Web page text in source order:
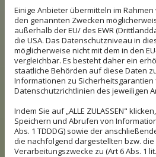
Einige Anbieter übermitteln im
den genannten Zwecken
außerhalb der EU/ des EWR
die USA. Das Datenschutzniveau in
möglicherweise nicht mit dem in den
vergleichbar. Es besteht daher ein
staatliche Behörden auf diese Daten
Informationen zu Sicherheitsgarantien
Datenschutzrichtlinien des jeweiligen
Indem Sie auf „ALLE ZULASSEN"
Speichern und Abrufen von
Abs. 1 TDDDG) sowie der
die nachfolgend dargestellten bzw.
Verarbeitungszwecke zu (Art 6 Abs. 1 lit.